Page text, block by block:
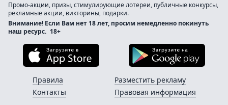
Промо-акции, призы, стимулирующие лотереи, публичные конкурсы,
рекламные акции, викторины, подарки.
Внимание! Если Вам нет 18 лет, просим немедленно покинуть
наш ресурс. 18+
Загрузите в App Store
Правила
Контакты
Разместить рекламу
Правовая информация